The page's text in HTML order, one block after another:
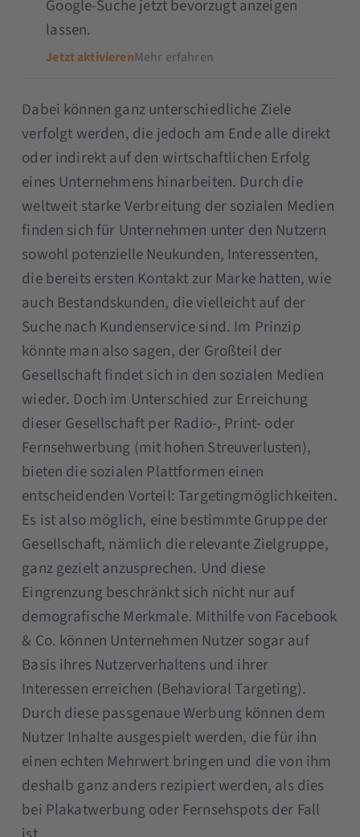
Google-Suche jetzt bevorzugt anzeigen
lassen.
Jetzt aktivierenMehr erfahren
Dabei können ganz unterschiedliche Ziele
verfolgt werden, die jedoch am Ende alle direkt
oder indirekt auf den wirtschaftlichen Erfolg
eines Unternehmens hinarbeiten. Durch die
weltweit starke Verbreitung der sozialen Medien
finden sich für Unternehmen unter den Nutzern
sowohl potenzielle Neukunden, Interessenten,
die bereits ersten Kontakt zur Marke hatten, wie
auch Bestandskunden, die vielleicht auf der
Suche nach Kundenservice sind. Im Prinzip
könnte man also sagen, der Großteil der
Gesellschaft findet sich in den sozialen Medien
wieder. Doch im Unterschied zur Erreichung
dieser Gesellschaft per Radio-, Print- oder
Fernsehwerbung (mit hohen Streuverlusten),
bieten die sozialen Plattformen einen
entscheidenden Vorteil: Targetingmöglichkeiten.
Es ist also möglich, eine bestimmte Gruppe der
Gesellschaft, nämlich die relevante Zielgruppe,
ganz gezielt anzusprechen. Und diese
Eingrenzung beschränkt sich nicht nur auf
demografische Merkmale. Mithilfe von Facebook
& Co. können Unternehmen Nutzer sogar auf
Basis ihres Nutzerverhaltens und ihrer
Interessen erreichen (Behavioral Targeting).
Durch diese passgenaue Werbung können dem
Nutzer Inhalte ausgespielt werden, die für ihn
einen echten Mehrwert bringen und die von ihm
deshalb ganz anders rezipiert werden, als dies
bei Plakatwerbung oder Fernsehspots der Fall